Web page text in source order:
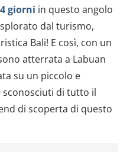
4 giorni in questo angolo
dal turismo,
Bali! E così, con un
atterrata a Labuan
su un piccolo e
di tutto il
di scoperta di questo